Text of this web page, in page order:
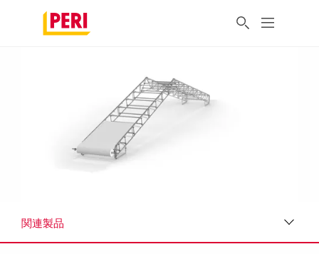
関連製品